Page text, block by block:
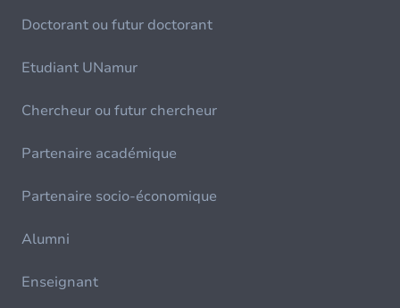
Doctorant ou futur doctorant
Etudiant UNamur
Chercheur ou futur chercheur
Partenaire académique
Partenaire socio-économique
Alumni
Enseignant